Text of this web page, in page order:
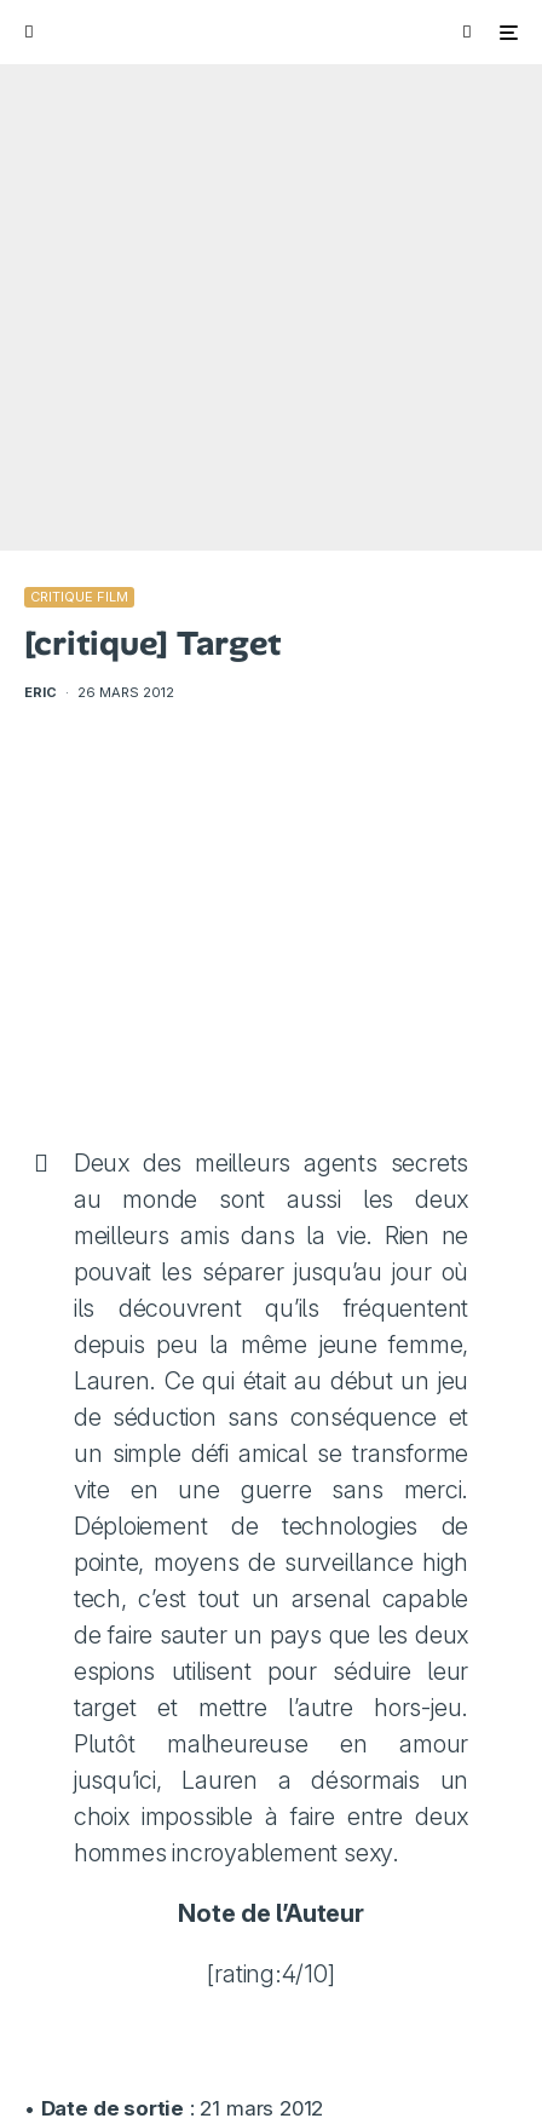
CRITIQUE FILM
[critique] Target
ERIC · 26 MARS 2012
Deux des meilleurs agents secrets
au monde sont aussi les deux
meilleurs amis dans la vie. Rien ne
pouvait les séparer jusqu’au jour où
ils découvrent qu’ils fréquentent
depuis peu la même jeune femme,
Lauren. Ce qui était au début un jeu
de séduction sans conséquence et
un simple défi amical se transforme
vite en une guerre sans merci.
Déploiement de technologies de
pointe, moyens de surveillance high
tech, c’est tout un arsenal capable
de faire sauter un pays que les deux
espions utilisent pour séduire leur
target et mettre l’autre hors-jeu.
Plutôt malheureuse en amour
jusqu’ici, Lauren a désormais un
choix impossible à faire entre deux
hommes incroyablement sexy.
Note de l’Auteur
[rating:4/10]
• Date de sortie : 21 mars 2012